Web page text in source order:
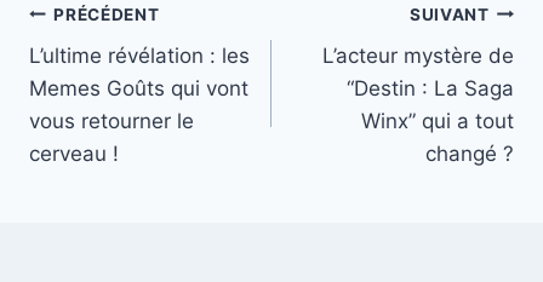
Navigation
de
l’article
PRÉCÉDENT
L’ultime révélation : les
Memes Goûts qui vont
vous retourner le
cerveau !
SUIVANT
L’acteur mystère de
“Destin : La Saga
Winx” qui a tout
changé ?